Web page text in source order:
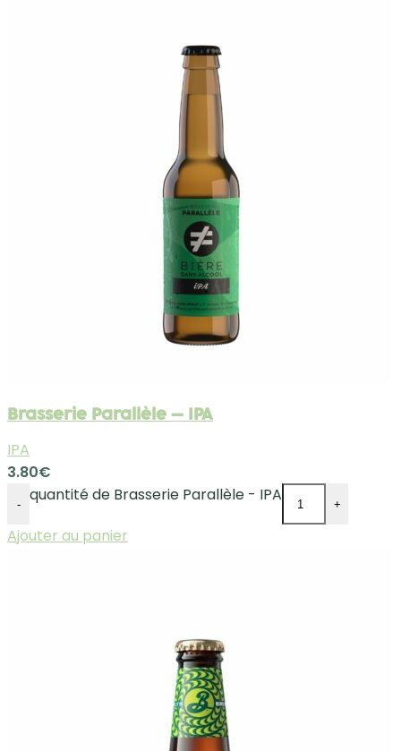
Brasserie Parallèle – IPA
IPA
3.80€
- quantité de Brasserie Parallèle - IPA +
Ajouter au panier